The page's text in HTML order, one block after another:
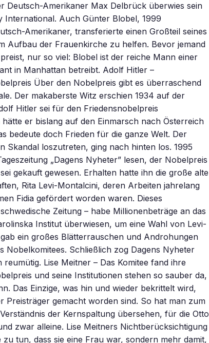
Deutsch-Amerikaner Max Delbrück überwies sein
International. Auch Günter Blobel, 1999
Amerikaner, transferierte einen Großteil seines
Aufbau der Frauenkirche zu helfen. Bevor jemand
nur so viel: Blobel ist der reiche Mann einer
in Manhattan betreibt. Adolf Hitler –
Über den Nobelpreis gibt es überraschend
Der makaberste Witz erschien 1934 auf der
Hitler sei für den Friedensnobelpreis
er bislang auf den Einmarsch nach Österreich
bedeute doch Frieden für die ganze Welt. Der
Skandal loszutreten, ging nach hinten los. 1995
„Dagens Nyheter” lesen, der Nobelpreis
gekauft gewesen. Erhalten hatte ihn die große alte
Rita Levi-Montalcini, deren Arbeiten jahrelang
Fidia gefördert worden waren. Dieses
Zeitung – habe Millionenbeträge an das
Institut überwiesen, um eine Wahl von Levi-
ein großes Blätterrauschen und Androhungen
Nobelkomitees. Schließlich zog Dagens Nyheter
Lise Meitner – Das Komitee fand ihre
und seine Institutionen stehen so sauber da,
Das Einzige, was hin und wieder bekrittelt wird,
Preisträger gemacht worden sind. So hat man zum
der Kernspaltung übersehen, für die Otto
zwar alleine. Lise Meitners Nichtberücksichtigung
tun, dass sie eine Frau war, sondern mehr damit,